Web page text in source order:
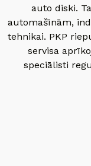
auto diski.
automašīnām,
tehnikai. PKP
servisa
speciālisti